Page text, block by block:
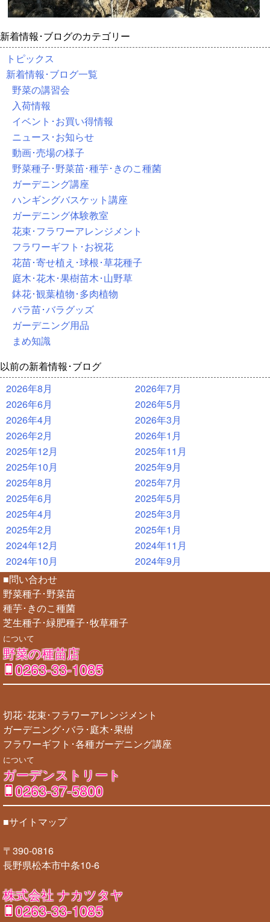
新着情報･ブログのカテゴリー
トピックス
新着情報･ブログ一覧
野菜の講習会
入荷情報
イベント･お買い得情報
ニュース･お知らせ
動画･売場の様子
野菜種子･野菜苗･種芋･きのこ種菌
ガーデニング講座
ハンギングバスケット講座
ガーデニング体験教室
花束･フラワーアレンジメント
フラワーギフト･お祝花
花苗･寄せ植え･球根･草花種子
庭木･花木･果樹苗木･山野草
鉢花･観葉植物･多肉植物
バラ苗･バラグッズ
ガーデニング用品
まめ知識
以前の新着情報･ブログ
2026年8月
2026年7月
2026年6月
2026年5月
2026年4月
2026年3月
2026年2月
2026年1月
2025年12月
2025年11月
2025年10月
2025年9月
2025年8月
2025年7月
2025年6月
2025年5月
2025年4月
2025年3月
2025年2月
2025年1月
2024年12月
2024年11月
2024年10月
2024年9月
■問い合わせ
野菜種子･野菜苗
種芋･きのこ種菌
芝生種子･緑肥種子･牧草種子
について
野菜の種苗店
0263-33-1085
切花･花束･フラワーアレンジメント
ガーデニング･バラ･庭木･果樹
フラワーギフト･各種ガーデニング講座
について
ガーデンストリート
0263-37-5800
■サイトマップ
〒390-0816
長野県松本市中条10-6
株式会社 ナカツタヤ
0263-33-1085